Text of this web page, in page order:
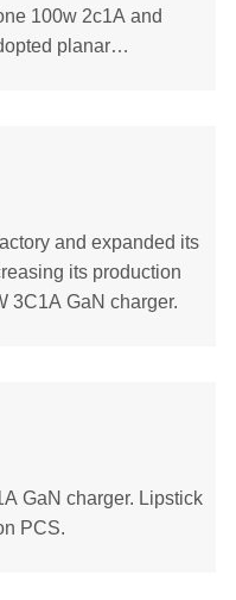
planar
and expanded its
its production
3C1A GaN charger.
charger. Lipstick
PCS.